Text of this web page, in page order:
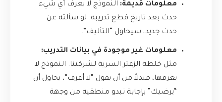
معلومات قديمة: النموذج لا يعرف أي شيء
حدث بعد تاريخ قطع تدريبه. لو سألته عن
حدث جديد، سيحاول “التأليف”.
معلومات غير موجودة في بيانات التدريب:
مثل خلطة الزعتر السرية لشركتنا. النموذج لا
يعرفها، فبدلاً من أن يقول “لا أعرف”، يحاول أن
“يرضيك” بإجابة تبدو منطقية من وجهة